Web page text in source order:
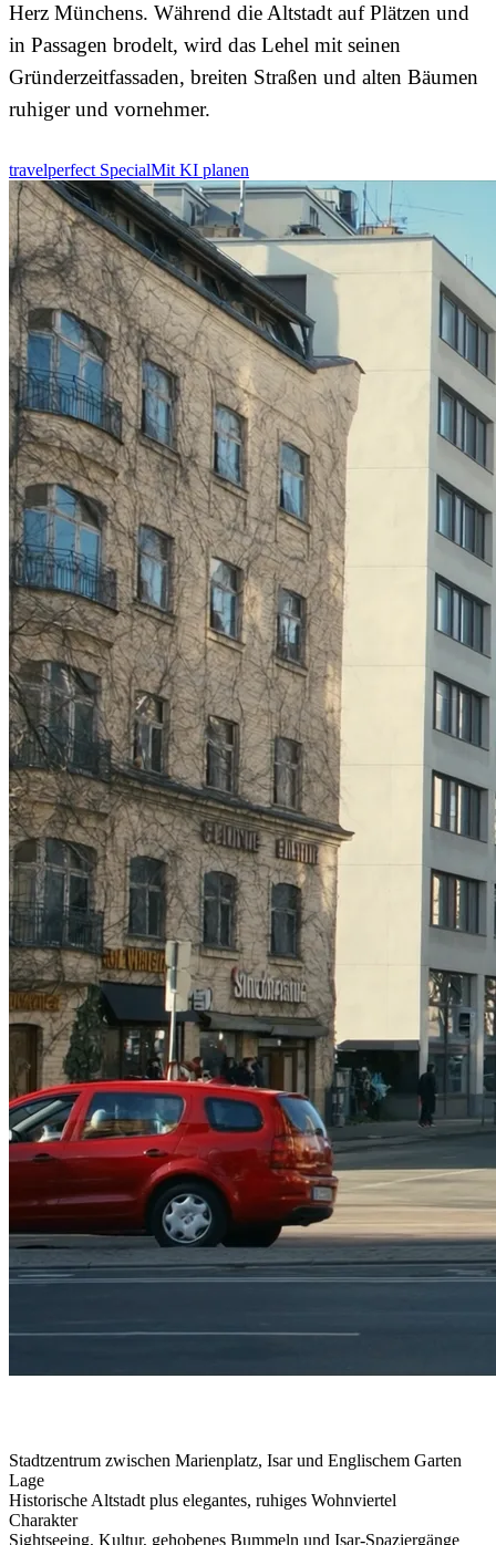
Herz Münchens. Während die Altstadt auf Plätzen und
in Passagen brodelt, wird das Lehel mit seinen
Gründerzeitfassaden, breiten Straßen und alten Bäumen
ruhiger und vornehmer.
travelperfect SpecialMit KI planen
Stadtzentrum zwischen Marienplatz, Isar und Englischem Garten
Lage
Historische Altstadt plus elegantes, ruhiges Wohnviertel
Charakter
Sightseeing, Kultur, gehobenes Bummeln und Isar-Spaziergänge